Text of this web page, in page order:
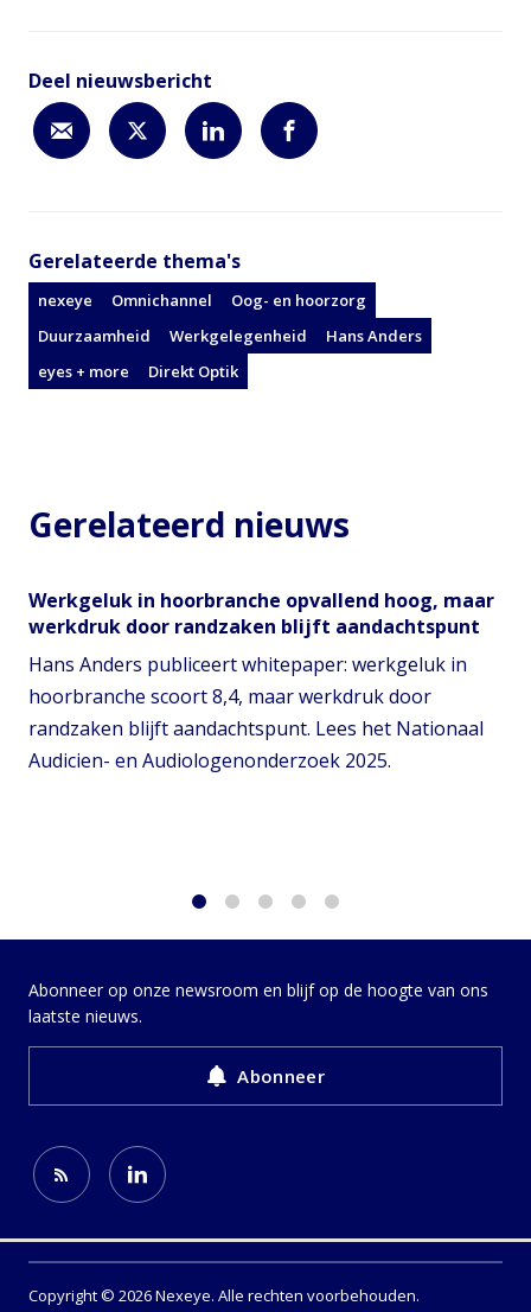
Deel nieuwsbericht
Gerelateerde thema's
nexeye Omnichannel
Oog- en hoorzorg
Duurzaamheid
Werkgelegenheid
Hans Anders
eyes + more
Direkt Optik
Gerelateerd nieuws
Werkgeluk in hoorbranche opvallend hoog, maar
werkdruk door randzaken blijft aandachtspunt
Hans Anders publiceert whitepaper: werkgeluk in
hoorbranche scoort 8,4, maar werkdruk door
randzaken blijft aandachtspunt. Lees het Nationaal
Audicien- en Audiologenonderzoek 2025.
Abonneer op onze newsroom en blijf op de hoogte van ons
laatste nieuws.
Abonneer
Copyright © 2026 Nexeye. Alle rechten voorbehouden.